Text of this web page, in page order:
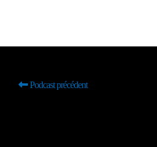
Podcast précédent